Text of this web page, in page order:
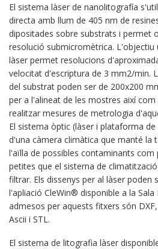
El sistema làser de nanolitografía
directa amb llum de 405 nm de
dipositades sobre substrats i permet
resolució submicromètrica. L'objectiu
làser permet resolucions
velocitat d'escriptura de 3 mm2/min.
del substrat poden ser de 200x200
per a l'alineat de les mostres així
realitzar mesures de metrologia
El sistema òptic (làser i plataforma
d'una càmera climàtica que manté la
l'aïlla de possibles contaminants com
petites que el sistema de
filtrar. Els dissenys per al làser poden
l'apliació CleWin® disponible a la Sala
admesos per aquests fitxers són
Ascii i STL.
El sistema de litografia làser